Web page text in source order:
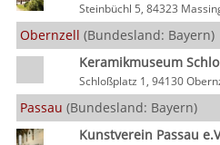
Steinbüchl 5, 84323
Obernzell (Bundesland: Bayern)
Keramikmuseum
Schloßplatz 1, 94130
Passau (Bundesland: Bayern)
Kunstverein Passau